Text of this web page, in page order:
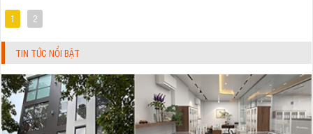
1 2
TIN TỨC NỔI BẬT